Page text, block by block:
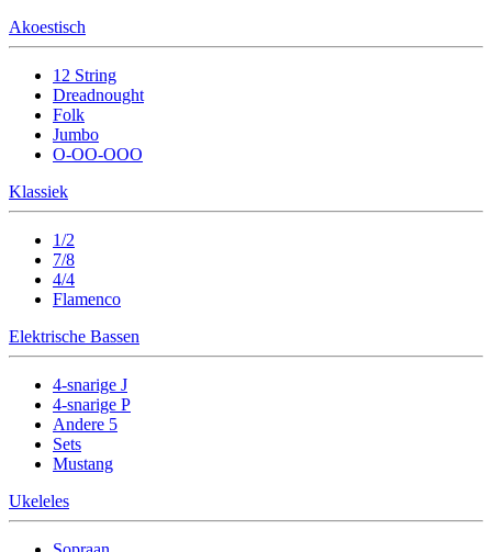
Akoestisch
12 String
Dreadnought
Folk
Jumbo
O-OO-OOO
Klassiek
1/2
7/8
4/4
Flamenco
Elektrische Bassen
4-snarige J
4-snarige P
Andere 5
Sets
Mustang
Ukeleles